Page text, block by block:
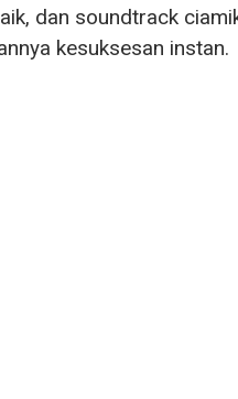
dan soundtrack
kesuksesan instan.